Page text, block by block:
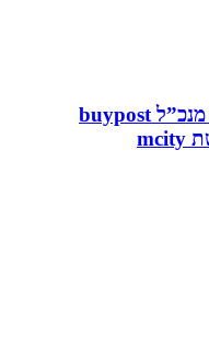
כל מאמרי התוכן שך גל חזיזה מנכ”ל buypost